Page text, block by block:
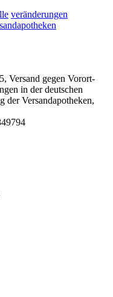
veränderungen
Versand gegen Vorort-
in der deutschen
der Versandapotheken,